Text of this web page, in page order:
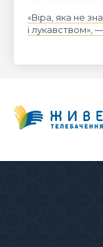
«Віра, яка не
і лукавством»,